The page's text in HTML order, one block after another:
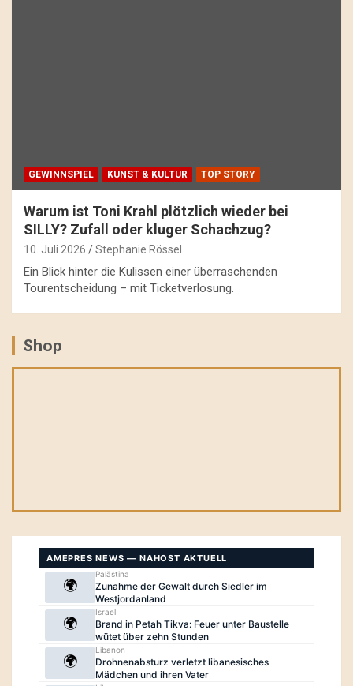
GEWINNSPIEL KUNST & KULTUR TOP STORY
Warum ist Toni Krahl plötzlich wieder bei
SILLY? Zufall oder kluger Schachzug?
10. Juli 2026 Stephanie Rössel
Ein Blick hinter die Kulissen einer überraschenden
Tourentscheidung – mit Ticketverlosung.
Shop